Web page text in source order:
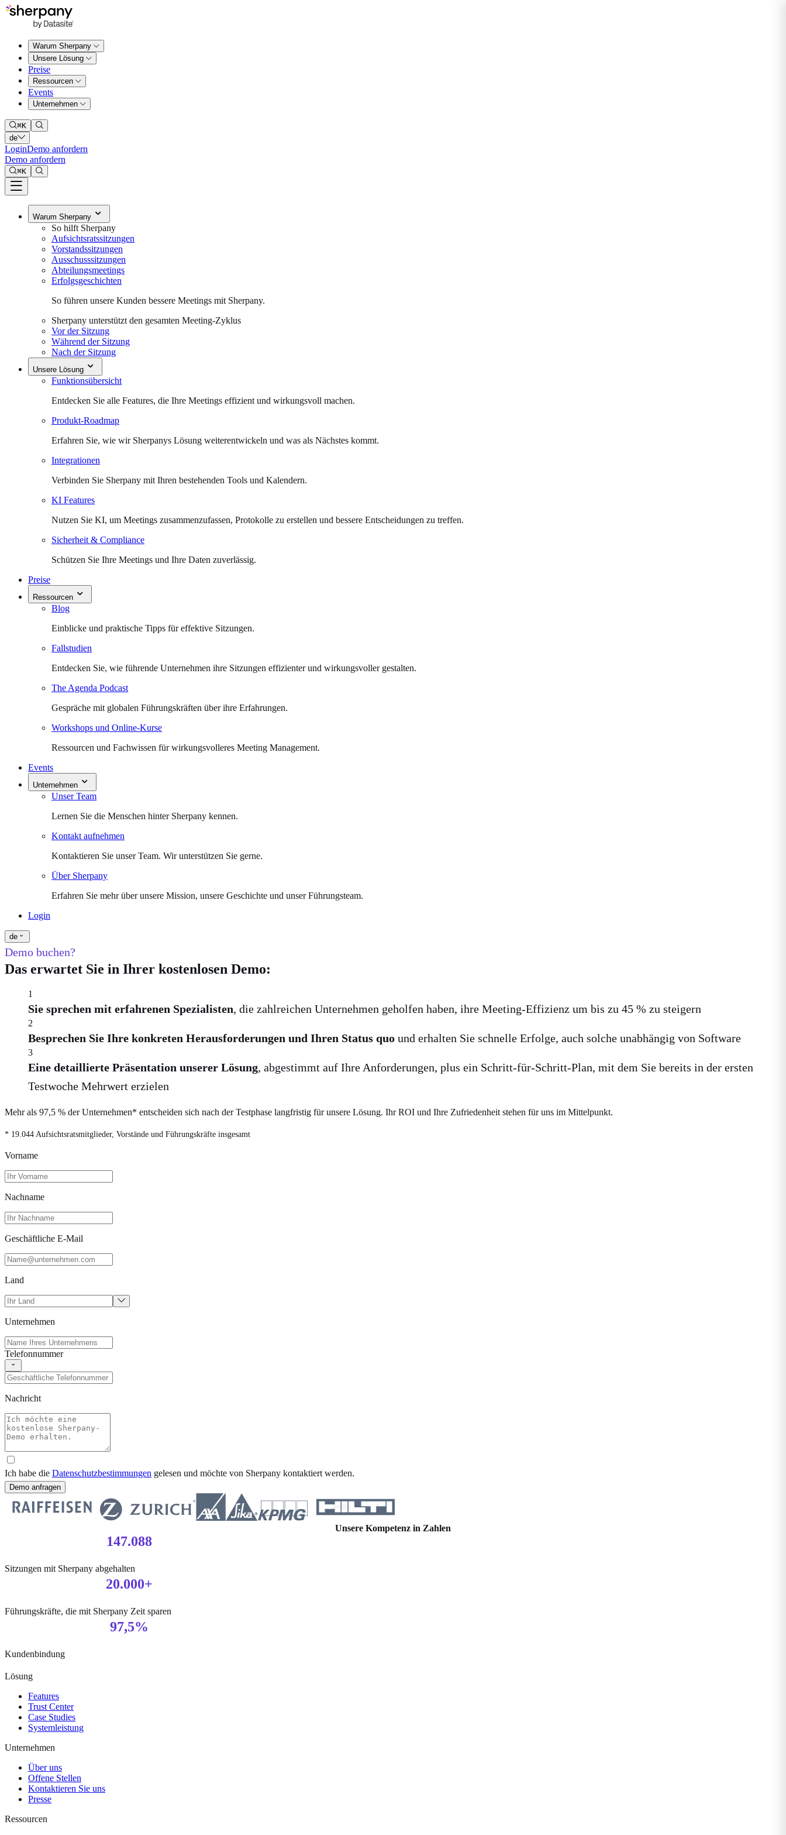
Warum Sherpany
Unsere Lösung
Preise
Ressourcen
Events
Unternehmen
⌘K
de
LoginDemo anfordern
Demo anfordern
⌘K
Warum Sherpany
So hilft Sherpany
Aufsichtsratssitzungen
Vorstandssitzungen
Ausschusssitzungen
Abteilungsmeetings
Erfolgsgeschichten
So führen unsere Kunden bessere Meetings mit Sherpany.
Sherpany unterstützt den gesamten Meeting-Zyklus
Vor der Sitzung
Während der Sitzung
Nach der Sitzung
Unsere Lösung
Funktionsübersicht
Entdecken Sie alle Features, die Ihre Meetings effizient und wirkungsvoll machen.
Produkt-Roadmap
Erfahren Sie, wie wir Sherpanys Lösung weiterentwickeln und was als Nächstes kommt.
Integrationen
Verbinden Sie Sherpany mit Ihren bestehenden Tools und Kalendern.
KI Features
Nutzen Sie KI, um Meetings zusammenzufassen, Protokolle zu erstellen und bessere Entscheidungen zu treffen.
Sicherheit & Compliance
Schützen Sie Ihre Meetings und Ihre Daten zuverlässig.
Preise
Ressourcen
Blog
Einblicke und praktische Tipps für effektive Sitzungen.
Fallstudien
Entdecken Sie, wie führende Unternehmen ihre Sitzungen effizienter und wirkungsvoller gestalten.
The Agenda Podcast
Gespräche mit globalen Führungskräften über ihre Erfahrungen.
Workshops und Online-Kurse
Ressourcen und Fachwissen für wirkungsvolleres Meeting Management.
Events
Unternehmen
Unser Team
Lernen Sie die Menschen hinter Sherpany kennen.
Kontakt aufnehmen
Kontaktieren Sie unser Team. Wir unterstützen Sie gerne.
Über Sherpany
Erfahren Sie mehr über unsere Mission, unsere Geschichte und unser Führungsteam.
Login
de
Demo buchen?
Das erwartet Sie in Ihrer kostenlosen Demo:
1
Sie sprechen mit erfahrenen Spezialisten, die zahlreichen Unternehmen geholfen haben, ihre Meeting-Effizienz um bis zu 45 % zu steigern
2
Besprechen Sie Ihre konkreten Herausforderungen und Ihren Status quo und erhalten Sie schnelle Erfolge, auch solche unabhängig von Software
3
Eine detaillierte Präsentation unserer Lösung, abgestimmt auf Ihre Anforderungen, plus ein Schritt-für-Schritt-Plan, mit dem Sie bereits in der ersten
Testwoche Mehrwert erzielen
Mehr als 97,5 % der Unternehmen* entscheiden sich nach der Testphase langfristig für unsere Lösung. Ihr ROI und Ihre Zufriedenheit stehen für uns im Mittelpunkt.
* 19.044 Aufsichtsratsmitglieder, Vorstände und Führungskräfte insgesamt
Vorname
Nachname
Geschäftliche E-Mail
Land
Unternehmen
Telefonnummer
Nachricht
Ich habe die Datenschutzbestimmungen gelesen und möchte von Sherpany kontaktiert werden.
Demo anfragen
Unsere Kompetenz in Zahlen
147.088
Sitzungen mit Sherpany abgehalten
20.000+
Führungskräfte, die mit Sherpany Zeit sparen
97,5%
Kundenbindung
Lösung
Features
Trust Center
Case Studies
Systemleistung
Unternehmen
Über uns
Offene Stellen
Kontaktieren Sie uns
Presse
Ressourcen